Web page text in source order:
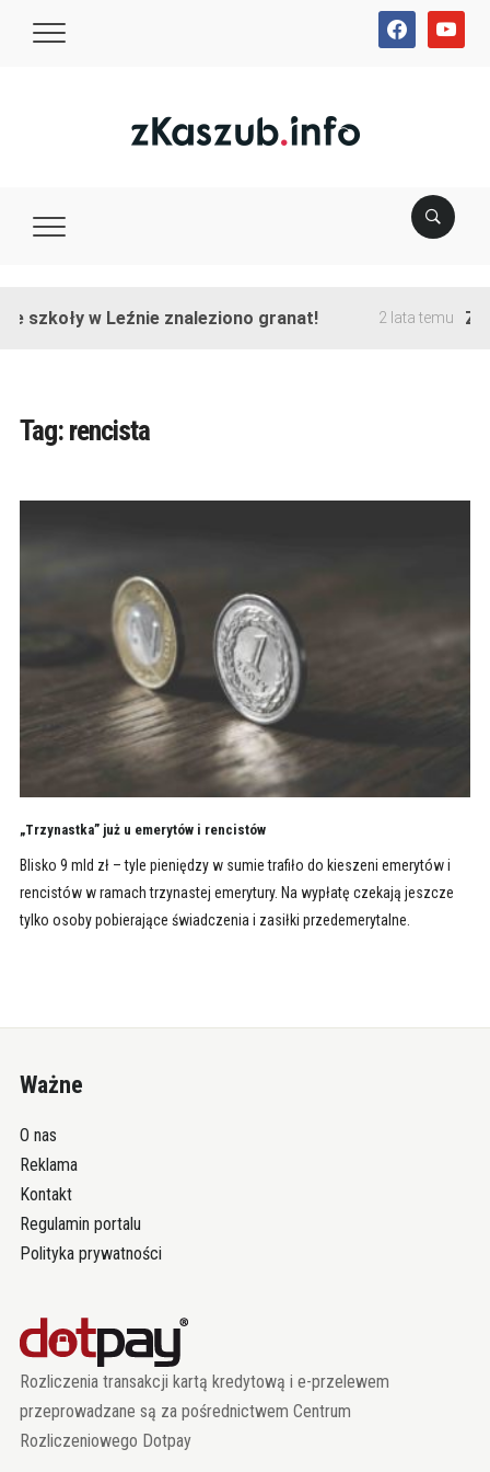
facebookyoutube
szkoły w Leźnie znaleziono granat! 2 lata temu
Tag: rencista
„Trzynastka” już u emerytów i rencistów
Blisko 9 mld zł – tyle pieniędzy w sumie trafiło do kieszeni emerytów i
rencistów w ramach trzynastej emerytury. Na wypłatę czekają jeszcze
tylko osoby pobierające świadczenia i zasiłki przedemerytalne.
Ważne
O nas
Reklama
Kontakt
Regulamin portalu
Polityka prywatności
Rozliczenia transakcji kartą kredytową i e-przelewem
przeprowadzane są za pośrednictwem Centrum
Rozliczeniowego Dotpay